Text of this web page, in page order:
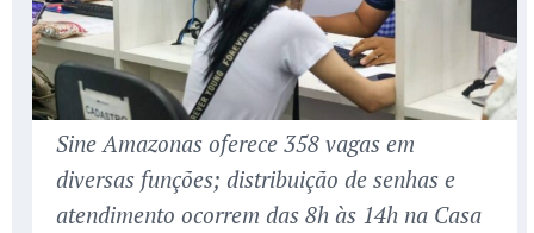
Sine Amazonas oferece 358 vagas em
diversas funções; distribuição de senhas e
atendimento ocorrem das 8h às 14h na Casa